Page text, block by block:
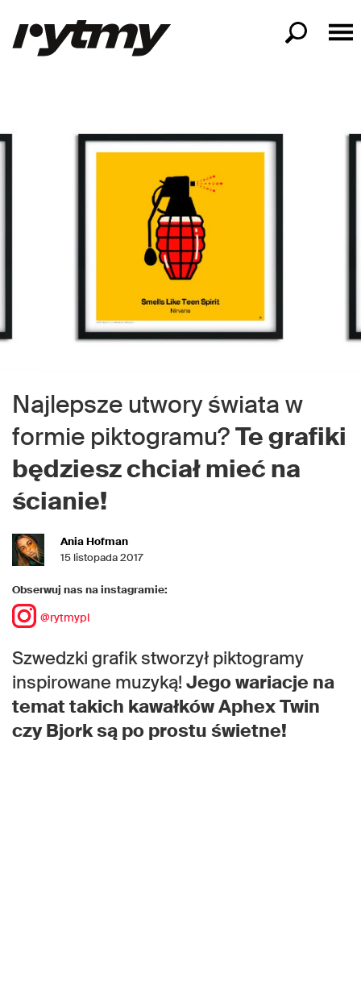
Najlepsze utwory świata w
formie piktogramu?Te grafiki
będziesz chciał mieć na
ścianie!
Ania Hofman
15 listopada 2017
Obserwuj nas na instagramie:
@rytmypl
Szwedzki grafik stworzył piktogramy
inspirowane muzyką! Jego wariacje na
temat takich kawałków Aphex Twin
czy Bjork są po prostu świetne!